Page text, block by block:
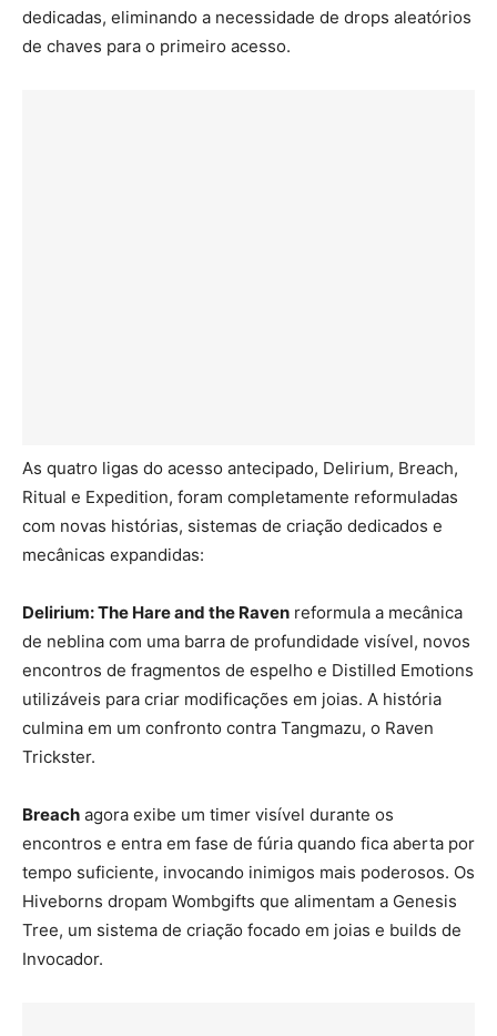
dedicadas, eliminando a necessidade de drops aleatórios
de chaves para o primeiro acesso.
As quatro ligas do acesso antecipado, Delirium, Breach,
Ritual e Expedition, foram completamente reformuladas
com novas histórias, sistemas de criação dedicados e
mecânicas expandidas:
Delirium: The Hare and the Raven reformula a mecânica
de neblina com uma barra de profundidade visível, novos
encontros de fragmentos de espelho e Distilled Emotions
utilizáveis para criar modificações em joias. A história
culmina em um confronto contra Tangmazu, o Raven
Trickster.
Breach agora exibe um timer visível durante os
encontros e entra em fase de fúria quando fica aberta por
tempo suficiente, invocando inimigos mais poderosos. Os
Hiveborns dropam Wombgifts que alimentam a Genesis
Tree, um sistema de criação focado em joias e builds de
Invocador.